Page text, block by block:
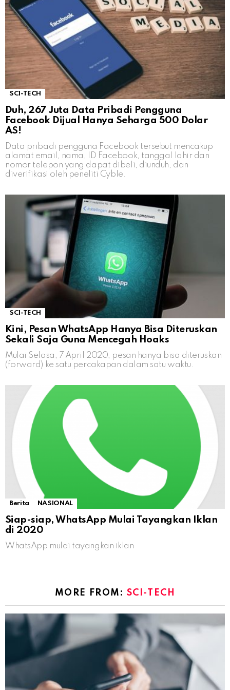
SCI-TECH
Duh, 267 Juta Data Pribadi Pengguna
Facebook Dijual Hanya Seharga 500 Dolar
AS!
Data pribadi pengguna Facebook tersebut mencakup
alamat email, nama, ID Facebook, tanggal lahir dan
nomor telepon yang dapat dibeli, diunduh, dan
diverifikasi oleh peneliti Cyble.
SCI-TECH
Kini, Pesan WhatsApp Hanya Bisa Diteruskan
Sekali Saja Guna Mencegah Hoaks
Mulai Selasa, 7 April 2020, pesan hanya bisa diteruskan
(forward) ke satu percakapan dalam satu waktu.
Berita NASIONAL
Siap-siap, WhatsApp Mulai Tayangkan Iklan
di 2020
WhatsApp mulai tayangkan iklan
MORE FROM: SCI-TECH